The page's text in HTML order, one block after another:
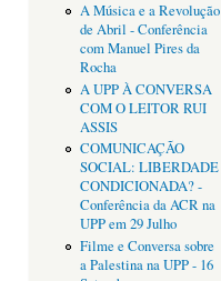
A Música e a Revolução
de Abril - Conferência
com Manuel Pires da
Rocha
A UPP À CONVERSA
COM O LEITOR RUI
ASSIS
COMUNICAÇÃO
SOCIAL: LIBERDADE
CONDICIONADA? -
Conferência da ACR na
UPP em 29 Julho
Filme e Conversa sobre
a Palestina na UPP - 16